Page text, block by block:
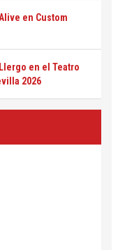
en Custom
en el Teatro
2026